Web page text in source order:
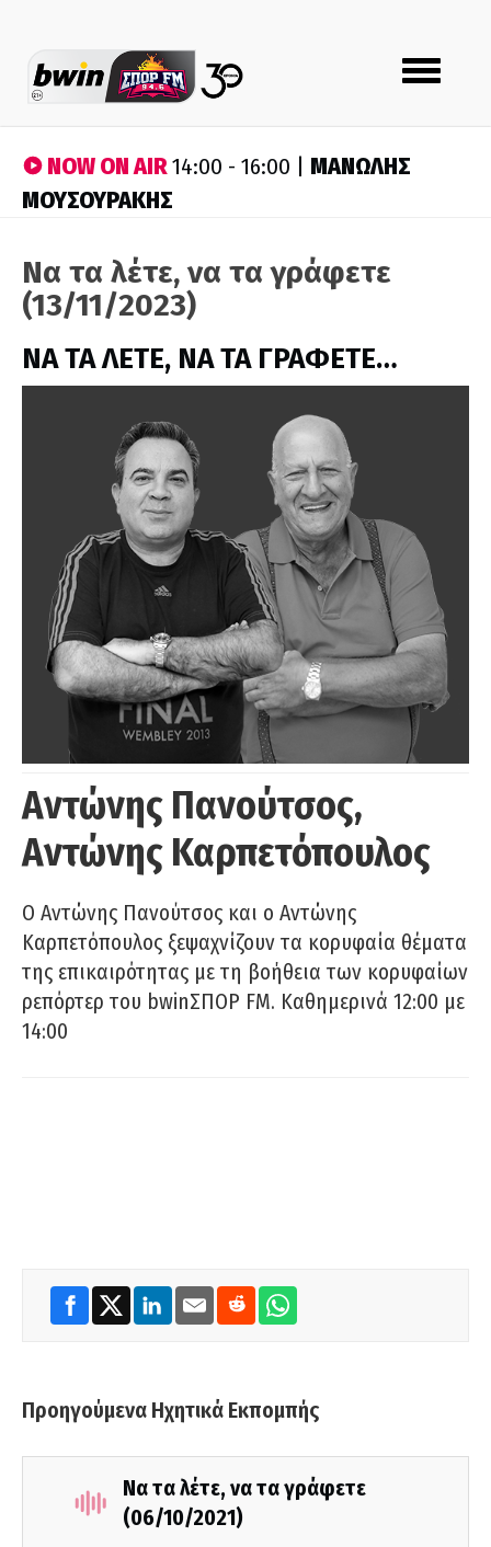
Toggle
navigation
NOW ON AIR14:00 - 16:00 | ΜΑΝΩΛΗΣ
ΜΟΥΣΟΥΡΑΚΗΣ
Να τα λέτε, να τα γράφετε
(13/11/2023)
ΝΑ ΤΑ ΛΕΤΕ, ΝΑ ΤΑ ΓΡΑΦΕΤΕ…
Αντώνης Πανούτσος,
Αντώνης Καρπετόπουλος
Ο Αντώνης Πανούτσος και ο Αντώνης
Καρπετόπουλος ξεψαχνίζουν τα κορυφαία θέματα
της επικαιρότητας με τη βοήθεια των κορυφαίων
ρεπόρτερ του bwinΣΠΟΡ FM. Καθημερινά 12:00 με
14:00
Προηγούμενα Ηχητικά Εκπομπής
Να τα λέτε, να τα γράφετε
(06/10/2021)